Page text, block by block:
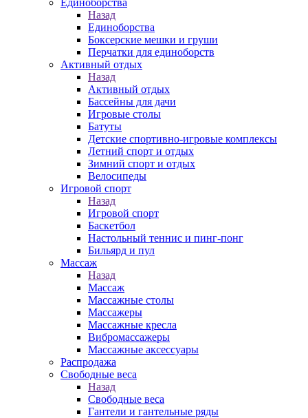
Единоборства
Назад
Единоборства
Боксерские мешки и груши
Перчатки для единоборств
Активный отдых
Назад
Активный отдых
Бассейны для дачи
Игровые столы
Батуты
Детские спортивно-игровые комплексы
Летний спорт и отдых
Зимний спорт и отдых
Велосипеды
Игровой спорт
Назад
Игровой спорт
Баскетбол
Настольный теннис и пинг-понг
Бильярд и пул
Массаж
Назад
Массаж
Массажные столы
Массажеры
Массажные кресла
Вибромассажеры
Массажные аксессуары
Распродажа
Свободные веса
Назад
Свободные веса
Гантели и гантельные ряды